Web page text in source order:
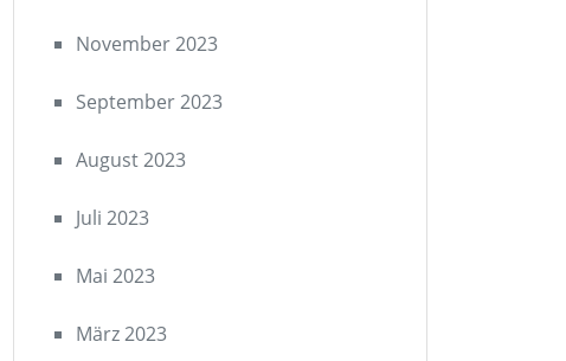
November 2023
September 2023
August 2023
Juli 2023
Mai 2023
März 2023